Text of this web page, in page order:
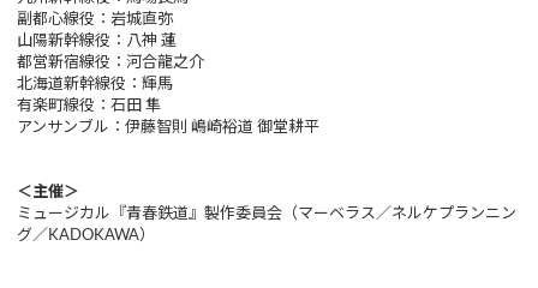
副都心線役：岩城直弥
山陽新幹線役：八神 蓮
都営新宿線役：河合龍之介
北海道新幹線役：輝馬
有楽町線役：石田 隼
アンサンブル：伊藤智則 嶋崎裕道 御堂耕平
＜主催＞
ミュージカル『青春鉄道』製作委員会（マーベラス／ネルケプランニン
グ／KADOKAWA）